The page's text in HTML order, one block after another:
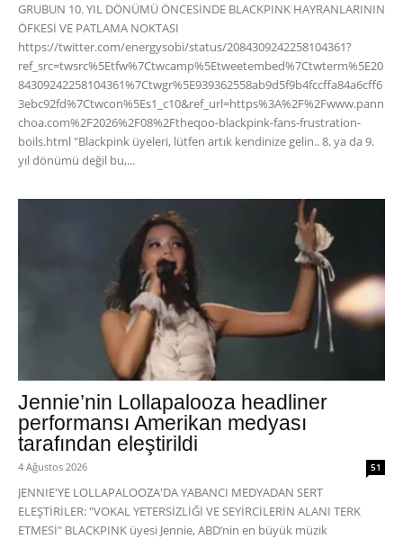
GRUBUN 10. YIL DÖNÜMÜ ÖNCESİNDE BLACKPINK HAYRANLARININ
ÖFKESİ VE PATLAMA NOKTASI
https://twitter.com/energysobi/status/2084309242258104361?
ref_src=twsrc%5Etfw%7Ctwcamp%5Etweetembed%7Ctwterm%5E20
84309242258104361%7Ctwgr%5E939362558ab9d5f9b4fccffa84a6cff6
3ebc92fd%7Ctwcon%5Es1_c10&ref_url=https%3A%2F%2Fwww.pann
choa.com%2F2026%2F08%2Ftheqoo-blackpink-fans-frustration-
boils.html "Blackpink üyeleri, lütfen artık kendinize gelin.. 8. ya da 9.
yıl dönümü değil bu,...
Jennie’nin Lollapalooza headliner
performansı Amerikan medyası
tarafından eleştirildi
4 Ağustos 2026 51
JENNIE'YE LOLLAPALOOZA'DA YABANCI MEDYADAN SERT
ELEŞTİRİLER: "VOKAL YETERSİZLİĞİ VE SEYİRCİLERİN ALANI TERK
ETMESİ" BLACKPINK üyesi Jennie, ABD’nin en büyük müzik